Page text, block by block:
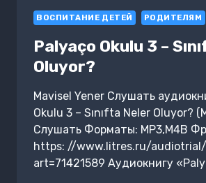
НОВОИСПЕЧЕННЫХ
АВТОРСКИЙ
МЕТОД
РАЗГОВОРОВ
ЕДОЙ
В
СЕМЬЕ,
ИЛИ
КАК
ПРЕКРАТИТЬ
ВОСПИТАНИЕ ДЕТЕЙ РОДИТЕЛЯМ
Palyaço Okulu 3 –
Oluyor?
Mavisel Yener Слушать
Okulu 3 – Sınıfta Neler Oluyor?
Слушать Форматы: MP3,M4B
https: //www.litres.ru/
art=71421589 Аудиокнигу